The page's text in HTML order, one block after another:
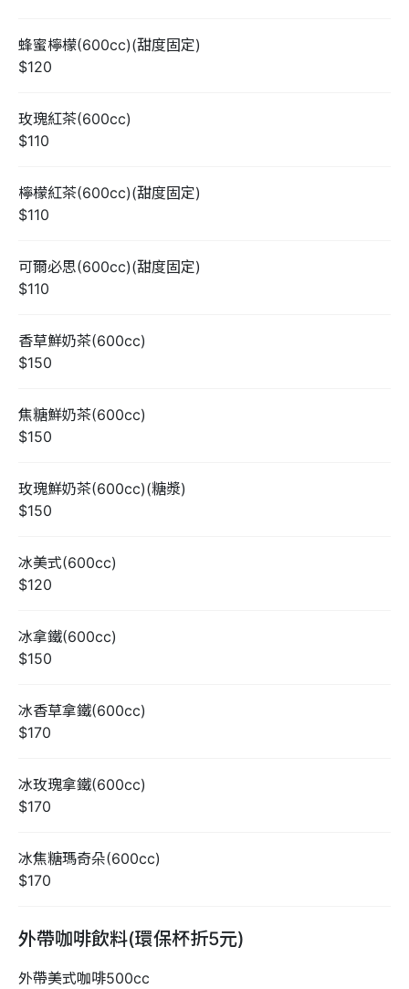
蜂蜜檸檬(600cc)(甜度固定)
$120
玫瑰紅茶(600cc)
$110
檸檬紅茶(600cc)(甜度固定)
$110
可爾必思(600cc)(甜度固定)
$110
香草鮮奶茶(600cc)
$150
焦糖鮮奶茶(600cc)
$150
玫瑰鮮奶茶(600cc)(糖漿)
$150
冰美式(600cc)
$120
冰拿鐵(600cc)
$150
冰香草拿鐵(600cc)
$170
冰玫瑰拿鐵(600cc)
$170
冰焦糖瑪奇朵(600cc)
$170
外帶咖啡飲料(環保杯折5元)
外帶美式咖啡500cc